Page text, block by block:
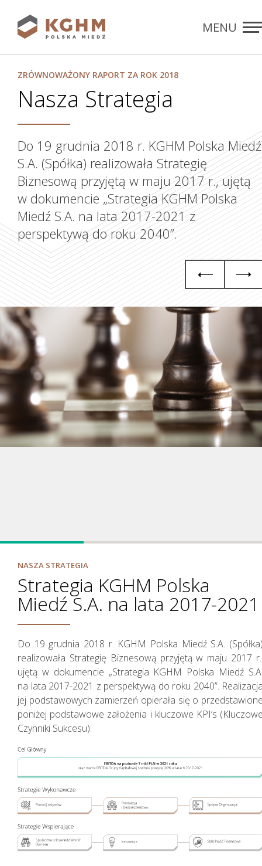
Rozdziały
Grupa KGHM i Nasze
Otoczenie
Jak tworzymy wartość
MENU
ZRÓWNOWAŻONY RAPORT ZA ROK 2018
Nasza Strategia
Do 19 grudnia 2018 r. KGHM Polska Miedź
S.A. (Spółka) realizowała Strategię
Biznesową przyjętą w maju 2017 r., ujętą
w dokumencie „Strategia KGHM Polska
Miedź S.A. na lata 2017-2021 z
perspektywą do roku 2040”.
NASZA STRATEGIA
Strategia KGHM Polska
Miedź S.A. na lata 2017-2021
Do 19 grudnia 2018 r. KGHM Polska Miedź S.A.
realizowała Strategię Biznesową przyjętą w maju 2017
ujętą w dokumencie „Strategia KGHM Polska Miedź
na lata 2017-2021 z perspektywą do roku 2040”.
jej podstawowych zamierzeń opierała się o
poniżej podstawowe założenia i kluczowe KPI’s
Czynniki Sukcesu):